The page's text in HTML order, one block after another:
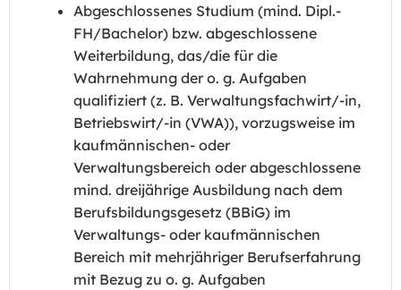
Abgeschlossenes Studium (mind. Dipl.-
FH/Bachelor) bzw. abgeschlossene
Weiterbildung, das/die für die
Wahrnehmung der o. g. Aufgaben
qualifiziert (z. B. Verwaltungsfachwirt/-in,
Betriebswirt/-in (VWA)), vorzugsweise im
kaufmännischen- oder
Verwaltungsbereich oder abgeschlossene
mind. dreijährige Ausbildung nach dem
Berufsbildungsgesetz (BBiG) im
Verwaltungs- oder kaufmännischen
Bereich mit mehrjähriger Berufserfahrung
mit Bezug zu o. g. Aufgaben